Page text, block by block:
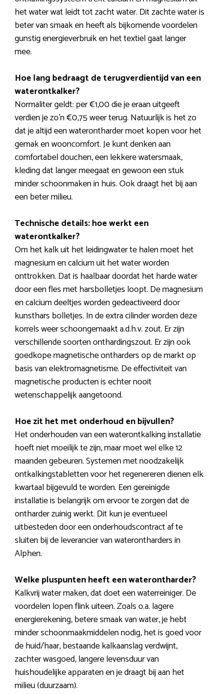
het water wat leidt tot zacht water. Dit zachte water is
beter van smaak en heeft als bijkomende voordelen
gunstig energieverbruik en het textiel gaat langer
mee.
Hoe lang bedraagt de terugverdientijd van een
waterontkalker?
Normaliter geldt: per €1,00 die je eraan uitgeeft
verdien je zo’n €0,75 weer terug. Natuurlijk is het zo
dat je altijd een waterontharder moet kopen voor het
gemak en wooncomfort. Je kunt denken aan
comfortabel douchen, een lekkere watersmaak,
kleding dat langer meegaat en gewoon een stuk
minder schoonmaken in huis. Ook draagt het bij aan
een beter milieu.
Technische details: hoe werkt een
waterontkalker?
Om het kalk uit het leidingwater te halen moet het
magnesium en calcium uit het water worden
onttrokken. Dat is haalbaar doordat het harde water
door een fles met harsbolletjes loopt. De magnesium
en calcium deeltjes worden gedeactiveerd door
kunsthars bolletjes. In de extra cilinder worden deze
korrels weer schoongemaakt a.d.h.v. zout. Er zijn
verschillende soorten onthardingszout. Er zijn ook
goedkope magnetische ontharders op de markt op
basis van elektromagnetisme. De effectiviteit van
magnetische producten is echter nooit
wetenschappelijk aangetoond.
Hoe zit het met onderhoud en bijvullen?
Het onderhouden van een waterontkalking installatie
hoeft niet moeilijk te zijn, maar moet wel elke 12
maanden gebeuren. Systemen met noodzakelijk
ontkalkingstabletten voor het regenereren dienen elk
kwartaal bijgevuld te worden. Een gereinigde
installatie is belangrijk om ervoor te zorgen dat de
ontharder zuinig werkt. Dit kun je eventueel
uitbesteden door een onderhoudscontract af te
sluiten bij de leverancier van waterontharders in
Alphen.
Welke pluspunten heeft een waterontharder?
Kalkvrij water maken, dat doet een waterreiniger. De
voordelen lopen flink uiteen. Zoals o.a. lagere
energierekening, betere smaak van water, je hebt
minder schoonmaakmiddelen nodig, het is goed voor
de huid/haar, bestaande kalkaanslag verdwijnt,
zachter wasgoed, langere levensduur van
huishoudelijke apparaten en je draagt bij aan het
milieu (duurzaam).